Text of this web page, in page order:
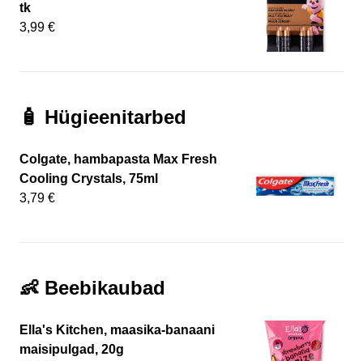
tk
3,99 €
🧴 Hügieenitarbed
Colgate, hambapasta Max Fresh
Cooling Crystals, 75ml
3,79 €
👶 Beebikaubad
Ella's Kitchen, maasika-banaani
maisipulgad, 20g